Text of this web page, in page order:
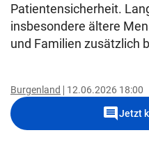
Patientensicherheit.
insbesondere ältere
und Familien zusätzlich
Burgenland 12.06.2026 18:00
commentJetzt